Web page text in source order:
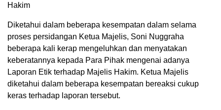
Hakim
Diketahui dalam beberapa kesempatan dalam selama
proses persidangan Ketua Majelis, Soni Nuggraha
beberapa kali kerap mengeluhkan dan menyatakan
keberatannya kepada Para Pihak mengenai adanya
Laporan Etik terhadap Majelis Hakim. Ketua Majelis
diketahui dalam beberapa kesempatan bereaksi cukup
keras terhadap laporan tersebut.